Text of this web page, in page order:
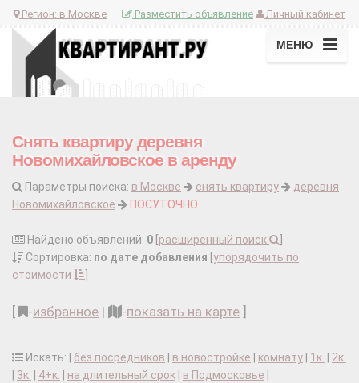
Регион: в Москве Личный кабинет
Разместить объявление
МЕНЮ
Снять квартиру деревня
Новомихайловское в аренду
Параметры поиска: в Москве снять квартиру
деревня
Новомихайловское
ПОСУТОЧНО
Найдено объявлений: 0 расширенный поиск
Сортировка: по дате добавления упорядочить по
стоимости
-избранное | -показать на карте
Искать: | без посредников в новостройке комнату 1к.
2к.
3к. 4+к. на длительный срок в Подмосковье